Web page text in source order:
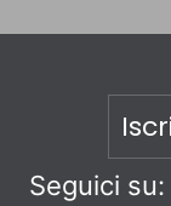
Seguici su: